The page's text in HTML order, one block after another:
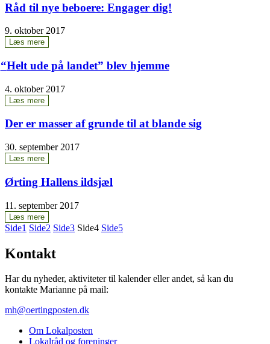
Råd til nye bebo­e­re: Enga­ger dig!
9. oktober 2017
Læs mere
“Helt ude på lan­det” blev hjemme
4. oktober 2017
Læs mere
Der er mas­ser af grun­de til at blan­de sig
30. september 2017
Læs mere
Ørting Hal­lens ildsjæl
11. september 2017
Læs mere
Side1 Side2 Side3 Side4 Side5
Kontakt
Har du nyheder, aktiviteter til kalender eller andet, så kan du
kontakte Marianne på mail:
mh@oertingposten.dk
Om Lokal­po­sten
Lokal­råd og foreninger